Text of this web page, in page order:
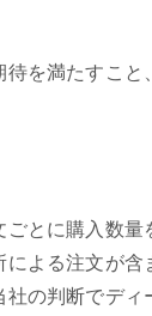
を満たすこ
とに購入数
よる注文が
の判断でデ